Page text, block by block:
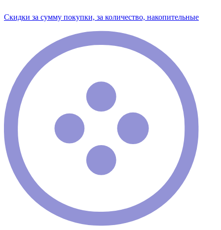
Скидки за сумму покупки, за количество, накопительные